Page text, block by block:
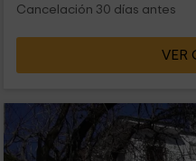
Cancelación 30 días antes
VER